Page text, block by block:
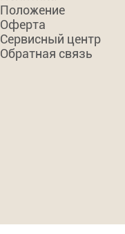
Положение
Оферта
Сервисный центр
Обратная связь